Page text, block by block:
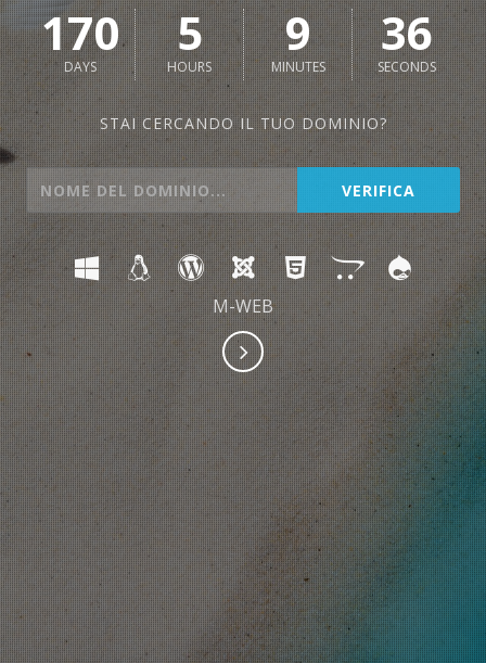
170
DAYS
5
HOURS
9
MINUTES
36
SECONDS
STAI CERCANDO IL TUO DOMINIO?
M-WEB